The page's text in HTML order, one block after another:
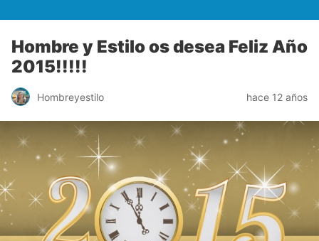
Hombre y Estilo os desea Feliz Año
2015!!!!!
Hombreyestilo hace 12 años